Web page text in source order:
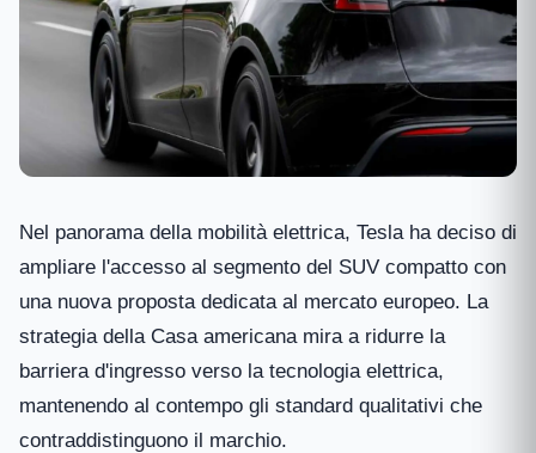
Nel panorama della mobilità elettrica, Tesla ha deciso di
ampliare l'accesso al segmento del SUV compatto con
una nuova proposta dedicata al mercato europeo. La
strategia della Casa americana mira a ridurre la
barriera d'ingresso verso la tecnologia elettrica,
mantenendo al contempo gli standard qualitativi che
contraddistinguono il marchio.